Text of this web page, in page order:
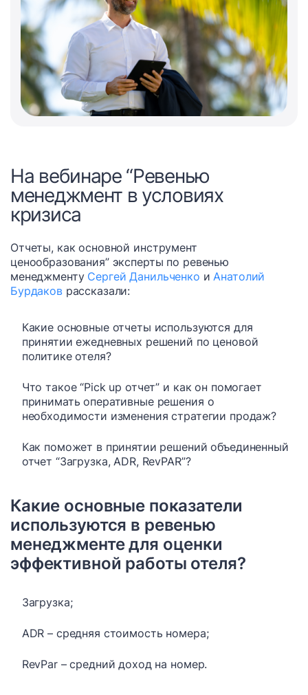
На вебинаре “Ревенью
менеджмент в условиях
кризиса
Отчеты, как основной инструмент
ценообразования” эксперты по ревенью
менеджменту Сергей Данильченко и Анатолий
Бурдаковрассказали:
Какие основные отчеты используются для
принятии ежедневных решений по ценовой
политике отеля?
Что такое “Pick up отчет” и как он помогает
принимать оперативные решения о
необходимости изменения стратегии продаж?
Как поможет в принятии решений объединенный
отчет “Загрузка, ADR, RevPAR”?
Какие основные показатели
используются в ревенью
менеджменте для оценки
эффективной работы отеля?​
Загрузка;
ADR – средняя стоимость номера;
RevPar – средний доход на номер.